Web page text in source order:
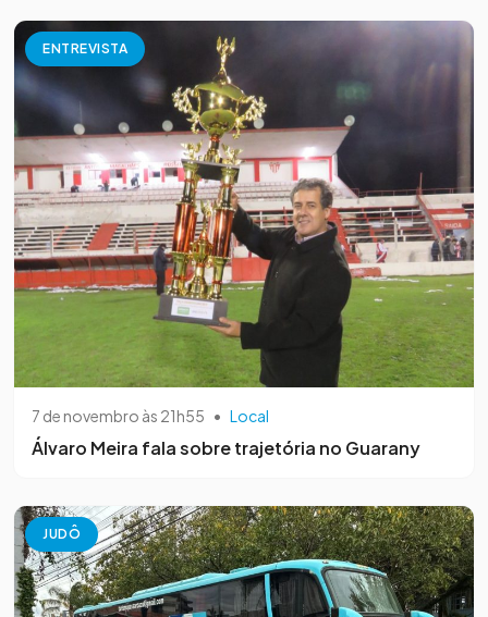
ENTREVISTA
7 de novembro às 21h55 • Local
Álvaro Meira fala sobre trajetória no Guarany
JUDÔ